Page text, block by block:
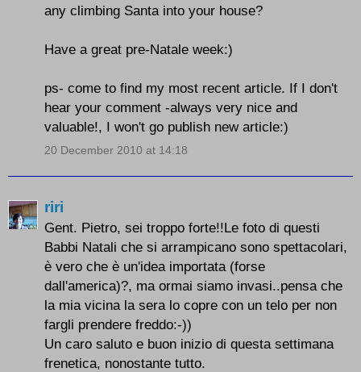
any climbing Santa into your house?
Have a great pre-Natale week:)
ps- come to find my most recent article. If I don't
hear your comment -always very nice and
valuable!, I won't go publish new article:)
20 December 2010 at 14:18
riri
Gent. Pietro, sei troppo forte!!Le foto di questi
Babbi Natali che si arrampicano sono spettacolari,
è vero che è un'idea importata (forse
dall'america)?, ma ormai siamo invasi..pensa che
la mia vicina la sera lo copre con un telo per non
fargli prendere freddo:-))
Un caro saluto e buon inizio di questa settimana
frenetica, nonostante tutto.